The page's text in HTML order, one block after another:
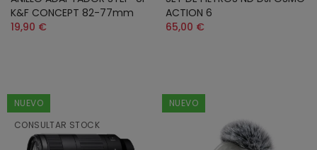
K&F CONCEPT 82-77mm
19,90 €
ACTION 6
65,00 €
NUEVO
CONSULTAR STOCK
NUEVO